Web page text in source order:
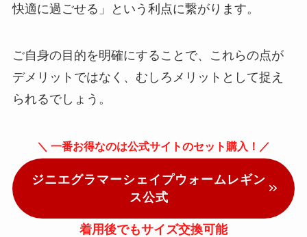
快適に過ごせる」という利点に繋がります。
ご自身の目的を明確にすることで、これらの点が
デメリットではなく、むしろメリットとして捉え
られるでしょう。
＼ 一番お得なのは公式サイトのセット購入！／
ジニエグラマーシェイプウォームレギン
ス公式
着用後でもサイズ交換可能